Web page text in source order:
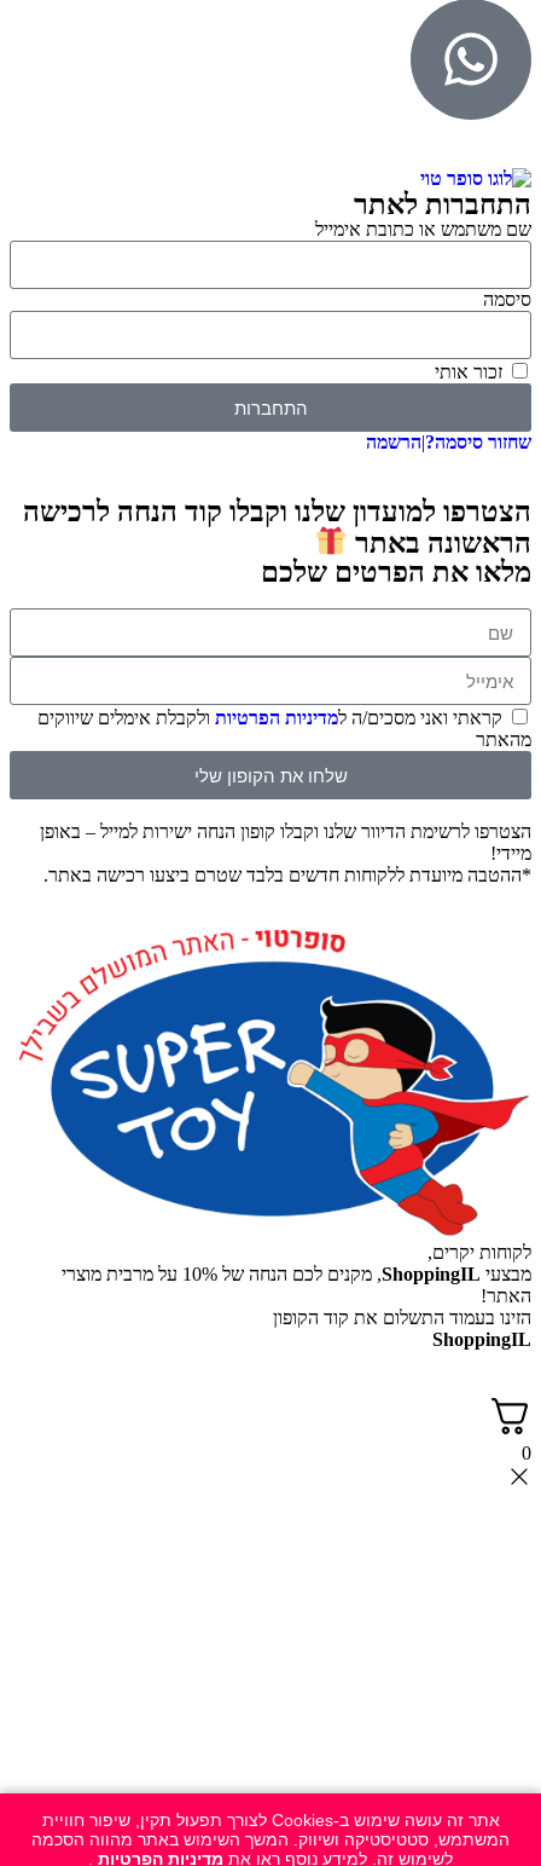
אתר זה עושה שימוש ב-Cookies לצורך תפעול תקין, שיפור חוויית
המשתמש, סטטיסטיקה ושיווק. המשך השימוש באתר מהווה הסכמה
לשימוש זה. למידע נוסף ראו את מדיניות הפרטיות
התחברות לאתר
שם משתמש או כתובת אימייל
סיסמה
זכור אותי
התחברות
שחזור סיסמה? הרשמה
הצטרפו למועדון שלנו וקבלו קוד הנחה לרכישה
הראשונה באתר
מלאו את הפרטים שלכם
קראתי ואני מסכים/ה למדיניות הפרטיות ולקבלת אימלים שיווקים
מהאתר
שלחו את הקופון שלי
הצטרפו לרשימת הדיוור שלנו וקבלו קופון הנחה ישירות למייל – באופן
מיידי!
*ההטבה מיועדת ללקוחות חדשים בלבד שטרם ביצעו רכישה באתר.
לקוחות יקרים,
מבצעי ShoppingIL
, מקנים לכם הנחה של 10% על מרבית מוצרי
האתר!
הזינו בעמוד התשלום את קוד הקופון
ShoppingIL
0